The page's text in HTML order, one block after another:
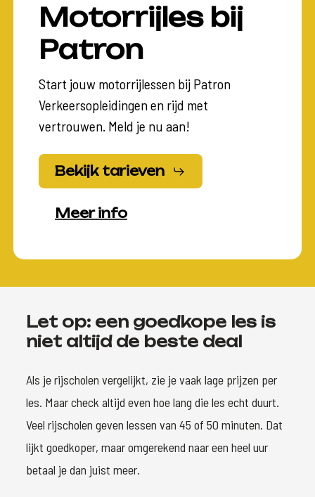
Motorrijles bij
Patron
Start jouw motorrijlessen bij Patron
Verkeersopleidingen en rijd met
vertrouwen. Meld je nu aan!
Bekijk tarieven
Meer info
Let op: een goedkope les is
niet altijd de beste deal
Als je rijscholen vergelijkt, zie je vaak lage prijzen per
les. Maar check altijd even hoe lang die les echt duurt.
Veel rijscholen geven lessen van 45 of 50 minuten. Dat
lijkt goedkoper, maar omgerekend naar een heel uur
betaal je dan juist meer.